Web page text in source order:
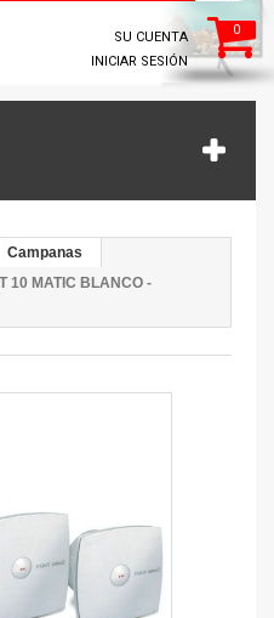
0
SU CUENTA
INICIAR SESIÓN
Campanas
10 MATIC BLANCO -